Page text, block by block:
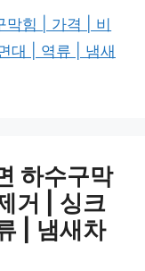
막힘 | 가격 | 비
대 | 역류 | 냄새
하수구막
거 | 싱크
| 냄새차